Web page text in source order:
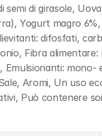
semi di girasole,
Yogurt magro
difosfati,
Fibra alimentare:
mono-
Aromi, Un uso
Può contenere